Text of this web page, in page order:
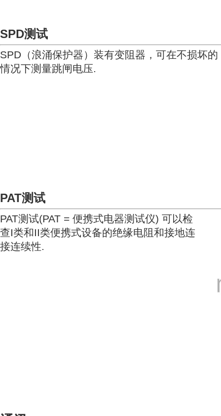
SPD测试
SPD（浪涌保护器）装有变阻器，可在不损坏的
情况下测量跳闸电压.
PAT测试
PAT测试(PAT = 便携式电器测试仪) 可以检
查I类和II类便携式设备的绝缘电阻和接地连
接连续性.